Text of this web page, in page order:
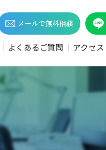
メールで無料相談
よくあるご質問 アクセス